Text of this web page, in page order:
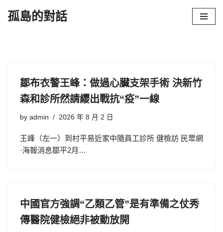
孤島的對話
鄒布衣警王峰：做過心臟支架手術 決新竹
森和診所然請纓出戰抗“疫”一線
by admin 2026 年 8 月 2 日
王峰（左一）到村平易近家中隨員工診所 健檢訪 民眾網
·海報消息鄒平2月…
中國官方強調“乙類乙管”是有準備之仗秀
傳醫院健檢絕非被動放開